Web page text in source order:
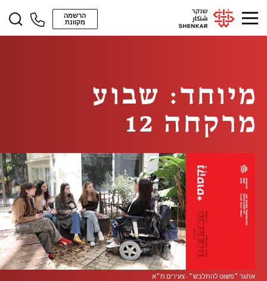
הרשמה
מקוונת
מיוחד: שבוע
מרקחה 12
אתגר ״פשוט להתלבש״ - צעירים ת״א